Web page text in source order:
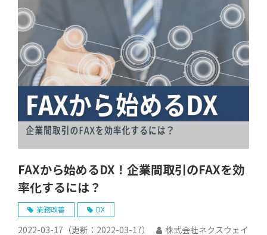
FAXから始めるDX！企業間取引のFAXを効
率化するには？
業務改善 DX
2022-03-17 （更新： 2022-03-17） 株式会社ネクスウェイ